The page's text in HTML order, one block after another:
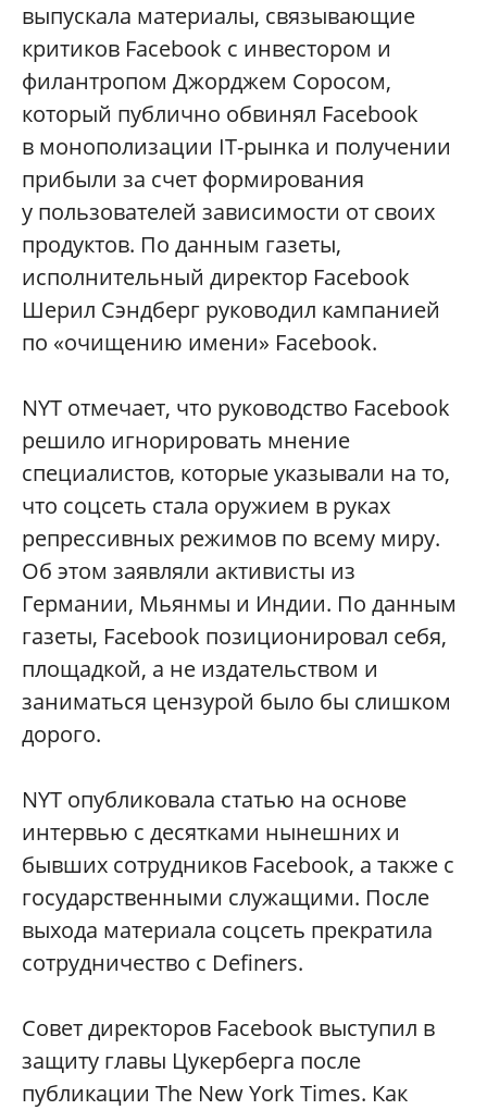
выпускала материалы, связывающие
критиков Facebook с инвестором и
филантропом Джорджем Соросом,
который публично обвинял Facebook
в монополизации IT-рынка и получении
прибыли за счет формирования
у пользователей зависимости от своих
продуктов. По данным газеты,
исполнительный директор Facebook
Шерил Сэндберг руководил кампанией
по «очищению имени» Facebook.
NYT отмечает, что руководство Facebook
решило игнорировать мнение
специалистов, которые указывали на то,
что соцсеть стала оружием в руках
репрессивных режимов по всему миру.
Об этом заявляли активисты из
Германии, Мьянмы и Индии. По данным
газеты, Facebook позиционировал себя,
площадкой, а не издательством и
заниматься цензурой было бы слишком
дорого.
NYT опубликовала статью на основе
интервью с десятками нынешних и
бывших сотрудников Facebook, а также с
государственными служащими. После
выхода материала соцсеть прекратила
сотрудничество с Definers.
Совет директоров Facebook выступил в
защиту главы Цукерберга после
публикации The New York Times. Как